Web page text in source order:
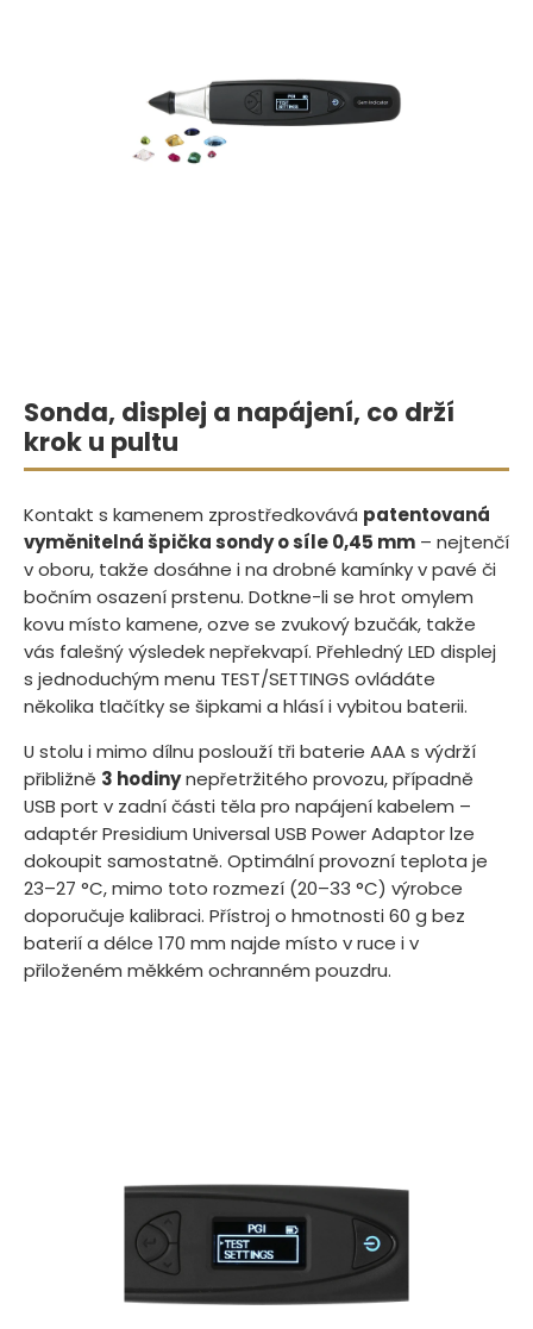
Sonda, displej a napájení, co drží
krok u pultu
Kontakt s kamenem zprostředkovává patentovaná
vyměnitelná špička sondy o síle 0,45 mm – nejtenčí
v oboru, takže dosáhne i na drobné kamínky v pavé či
bočním osazení prstenu. Dotkne-li se hrot omylem
kovu místo kamene, ozve se zvukový bzučák, takže
vás falešný výsledek nepřekvapí. Přehledný LED displej
s jednoduchým menu TEST/SETTINGS ovládáte
několika tlačítky se šipkami a hlásí i vybitou baterii.
U stolu i mimo dílnu poslouží tři baterie AAA s výdrží
přibližně 3 hodinynepřetržitého provozu, případně
USB port v zadní části těla pro napájení kabelem –
adaptér Presidium Universal USB Power Adaptor lze
dokoupit samostatně. Optimální provozní teplota je
23–27 °C, mimo toto rozmezí (20–33 °C) výrobce
doporučuje kalibraci. Přístroj o hmotnosti 60 g bez
baterií a délce 170 mm najde místo v ruce i v
přiloženém měkkém ochranném pouzdru.